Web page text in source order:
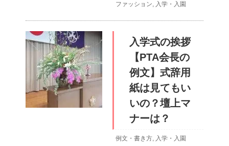
ファッション, 入学・入園
入学式の挨拶
【PTA会長の
例文】式辞用
紙は見てもい
いの？壇上マ
ナーは？
例文・書き方, 入学・入園